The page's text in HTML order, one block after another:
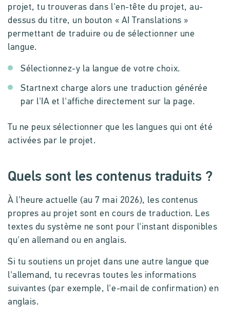
projet, tu trouveras dans l'en-tête du projet, au-
dessus du titre, un bouton « AI Translations »
permettant de traduire ou de sélectionner une
langue.
Sélectionnez-y la langue de votre choix.
Startnext charge alors une traduction générée
par l'IA et l'affiche directement sur la page.
Tu ne peux sélectionner que les langues qui ont été
activées par le projet.
Quels sont les contenus traduits ?
À l'heure actuelle (au 7 mai 2026), les contenus
propres au projet sont en cours de traduction. Les
textes du système ne sont pour l'instant disponibles
qu'en allemand ou en anglais.
Si tu soutiens un projet dans une autre langue que
l'allemand, tu recevras toutes les informations
suivantes (par exemple, l'e-mail de confirmation) en
anglais.